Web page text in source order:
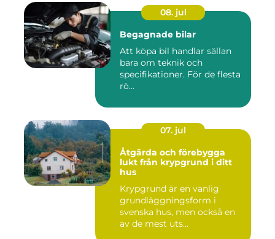
08. jul
Begagnade bilar
Att köpa bil handlar sällan
bara om teknik och
specifikationer. För de flesta
rö...
07. jul
Åtgärda och förebygga
lukt från krypgrund i ditt
hus
Krypgrund är en vanlig
grundläggningsform i
svenska hus, men också en
av de mest uts...